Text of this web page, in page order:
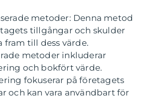
metoder: Denna metod
tillgångar och skulder
till dess värde.
metoder inkluderar
och bokfört värde.
fokuserar på företagets
och kan vara användbart för